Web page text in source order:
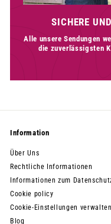
SICHERE
Alle unsere Sendungen
die zuverlässigsten
Information
Über Uns
Rechtliche Informationen
Informationen zum
Cookie policy
Cookie-Einstellungen verwalten
Blog